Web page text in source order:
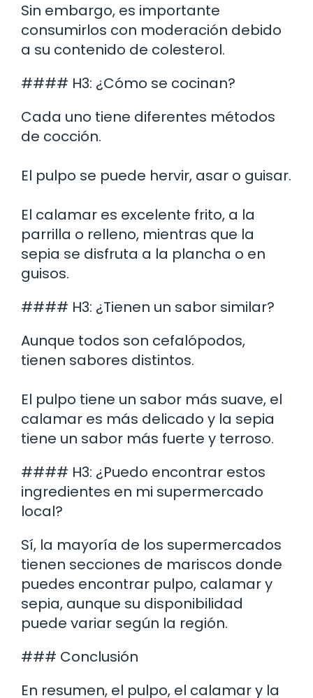
Sin embargo, es importante
consumirlos con moderación debido
a su contenido de colesterol.
#### H3: ¿Cómo se cocinan?
Cada uno tiene diferentes métodos
de cocción.
El pulpo se puede hervir, asar o guisar.
El calamar es excelente frito, a la
parrilla o relleno, mientras que la
sepia se disfruta a la plancha o en
guisos.
#### H3: ¿Tienen un sabor similar?
Aunque todos son cefalópodos,
tienen sabores distintos.
El pulpo tiene un sabor más suave, el
calamar es más delicado y la sepia
tiene un sabor más fuerte y terroso.
#### H3: ¿Puedo encontrar estos
ingredientes en mi supermercado
local?
Sí, la mayoría de los supermercados
tienen secciones de mariscos donde
puedes encontrar pulpo, calamar y
sepia, aunque su disponibilidad
puede variar según la región.
### Conclusión
En resumen, el pulpo, el calamar y la